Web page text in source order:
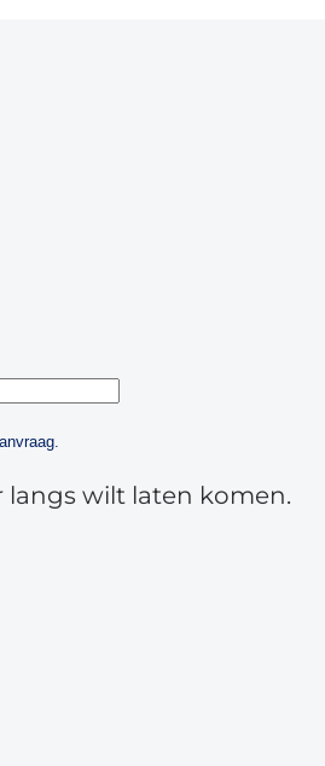
wilt laten komen.